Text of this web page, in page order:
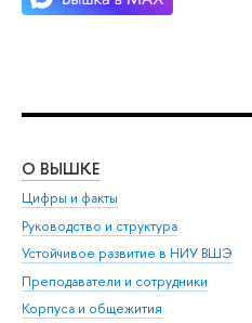
О ВЫШКЕ
Цифры и факты
Руководство и структура
Устойчивое развитие в НИУ ВШЭ
Преподаватели и сотрудники
Корпуса и общежития